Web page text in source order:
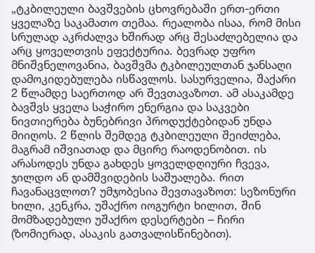
„ტკბილეული ბავშვების ცხოვრებაში ერთ-ერთი
ყველაზე საკამათო თემაა. რეალობა ისაა, რომ მისი
სრულად აკრძალვა ხშირად არც შესაძლებელია და
არც ყოველთვის ეფექტურია. ბევრად უფრო
მნიშვნელოვანია, ბავშვმა ტკბილეულთან ჯანსაღი
დამოკიდებულება ისწავლოს. სასურველია, შაქარი
2 წლამდე საერთოდ არ შევთავაზოთ. ამ ასაკამდე
ბავშვს ყველა საჭირო ენერგია და საკვები
ნივთიერება ბუნებრივი პროდუქტებიდან უნდა
მიიღოს. 2 წლის შემდეგ ტკბილეული შეიძლება,
მაგრამ იშვიათად და მცირე რაოდენობით. ის
არასოდეს უნდა გახდეს ყოველდღიური ჩვევა,
ჯილდო ან დამშვიდების საშუალება. რით
ჩავანაცვლოთ? უმჯობესია შევთავაზოთ: სეზონური
ხილი, კენკრა, უშაქრო იოგურტი ხილით, შინ
მომზადებული უშაქრო დესერტები – ჩირი
(ზომიერად, ასაკის გათვალისწინებით).